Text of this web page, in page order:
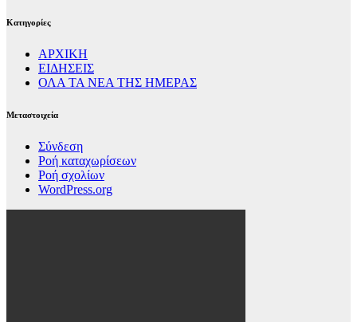
Kατηγορίες
ΑΡΧΙΚΗ
ΕΙΔΗΣΕΙΣ
ΟΛΑ ΤΑ ΝΕΑ ΤΗΣ ΗΜΕΡΑΣ
Μεταστοιχεία
Σύνδεση
Ροή καταχωρίσεων
Ροή σχολίων
WordPress.org